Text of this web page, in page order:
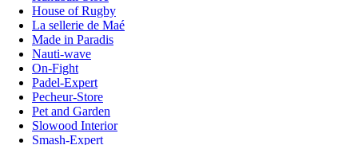
House of Rugby
La sellerie de Maé
Made in Paradis
Nauti-wave
On-Fight
Padel-Expert
Pecheur-Store
Pet and Garden
Slowood Interior
Smash-Expert